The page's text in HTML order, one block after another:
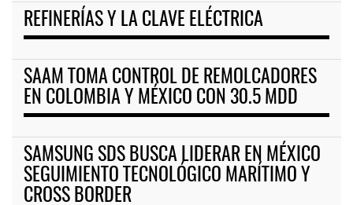
REFINERÍAS Y LA CLAVE ELÉCTRICA
SAAM TOMA CONTROL DE REMOLCADORES
EN COLOMBIA Y MÉXICO CON 30.5 MDD
SAMSUNG SDS BUSCA LIDERAR EN MÉXICO
SEGUIMIENTO TECNOLÓGICO MARÍTIMO Y
CROSS BORDER